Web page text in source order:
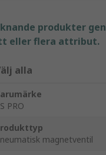
produkter
eller flera attribut.
alla
PRO
magnetventil